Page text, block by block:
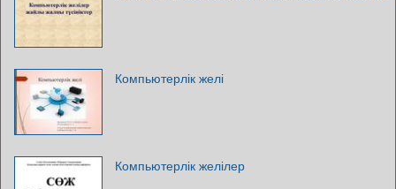
Компьютерлік желі
Компьютерлік желілер